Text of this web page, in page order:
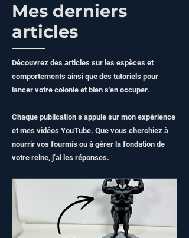
Mes derniers
articles
Découvrez des articles sur les espèces et
comportements ainsi que des tutoriels pour
lancer votre colonie et bien s'en occuper.
Chaque publication s’appuie sur mon expérience
et mes vidéos YouTube. Que vous cherchiez à
nourrir vos fourmis ou à gérer la fondation de
votre reine, j’ai les réponses.